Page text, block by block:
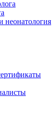
неонатология